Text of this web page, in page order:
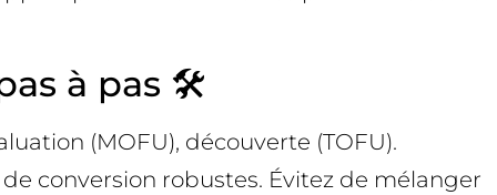
à pas 🛠️
(MOFU), découverte (TOFU).
conversion robustes. Évitez de mélanger